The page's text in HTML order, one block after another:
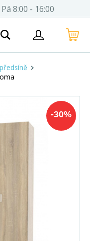
8:00 - 16:00
-30%